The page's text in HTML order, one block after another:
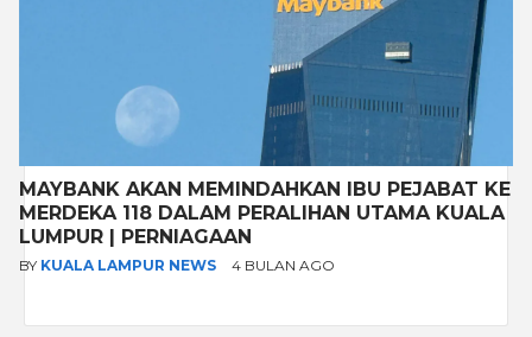
MAYBANK AKAN MEMINDAHKAN IBU PEJABAT KE
MERDEKA 118 DALAM PERALIHAN UTAMA KUALA
LUMPUR | PERNIAGAAN
BY KUALA LAMPUR NEWS 4 BULAN AGO